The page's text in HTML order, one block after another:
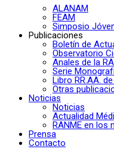
ALANAM
FEAM
Simposio
Publicaciones
Boletín de
Observatorio
Anales de la
Serie
Libro RR.AA.
Otras
Noticias
Noticias
Actualidad
RANME en los
Prensa
Contacto